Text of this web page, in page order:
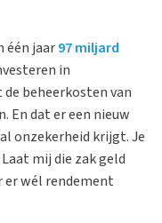
één jaar97 miljard
in
beheerkosten van
En dat er een nieuw
onzekerheid krijgt. Je
mij die zak geld
er wél rendement